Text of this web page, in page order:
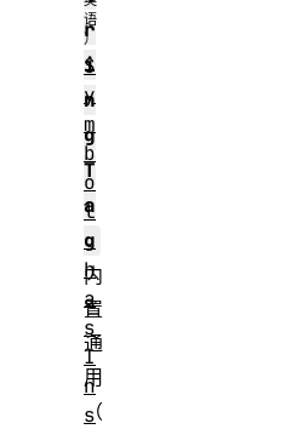
r
i
n
g
T
a
g
内
置
通
用
（
S
y
m
b
o
l
.
h
a
s
I
n
s